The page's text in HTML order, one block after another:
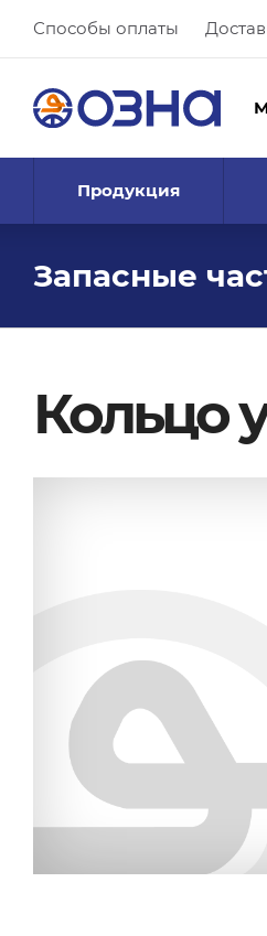
Способы оплаты
Продукция
Запасные
Кольцо